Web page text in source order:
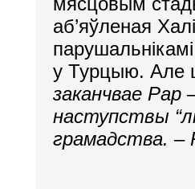
аб’яўленая
у Турцыю. Але
заканчвае
наступствы
грамадства. –